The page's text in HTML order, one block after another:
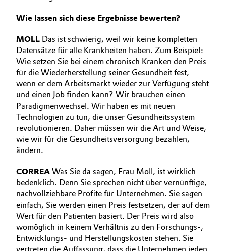
Wie lassen sich diese Ergebnisse bewerten?
MOLL Das ist schwierig, weil wir keine kompletten
Datensätze für alle Krankheiten haben. Zum Beispiel:
Wie setzen Sie bei einem chronisch Kranken den Preis
für die Wiederherstellung seiner Gesundheit fest,
wenn er dem Arbeitsmarkt wieder zur Verfügung steht
und einen Job finden kann? Wir brauchen einen
Paradigmenwechsel. Wir haben es mit neuen
Technologien zu tun, die unser Gesundheitssystem
revolutionieren. Daher müssen wir die Art und Weise,
wie wir für die Gesundheitsversorgung bezahlen,
ändern.
CORREA Was Sie da sagen, Frau Moll, ist wirklich
bedenklich. Denn Sie sprechen nicht über vernünftige,
nachvollziehbare Profite für Unternehmen. Sie sagen
einfach, Sie werden einen Preis festsetzen, der auf dem
Wert für den Patienten basiert. Der Preis wird also
womöglich in keinem Verhältnis zu den Forschungs-,
Entwicklungs- und Herstellungskosten stehen. Sie